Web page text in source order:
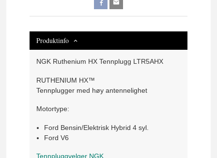
Produktinfo
NGK Ruthenium HX Tennplugg LTR5AHX
RUTHENIUM HX™
Tennplugger med høy antennelighet
Motortype:
Ford Bensin/Elektrisk Hybrid 4 syl.
Ford V6
Tennpluggvelger NGK